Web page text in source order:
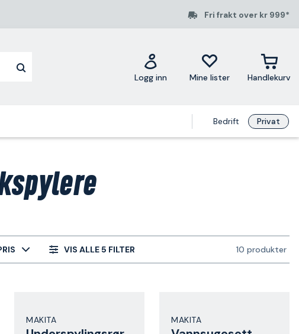
Fri frakt over kr 999*
Logg inn Mine lister Handlekurv
Bedrift Privat
VIS ALLE 5 FILTER 10 produkter
MAKITA MAKITA